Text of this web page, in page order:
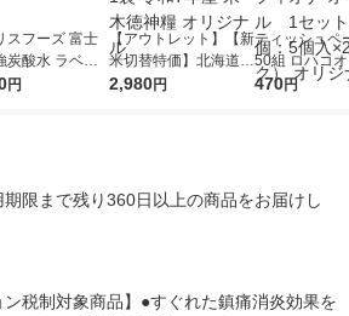
スフーズ 富士
炭酸水 ラベル
1箱（24
円
【アウトレット】【新
米切替特価】北海道産
ななつぼし 無洗米 5k
2,980円
ティッシュペ
50組 ロハコ
ルソフトパッ
470円
限まで残り360日以上の商品をお届けし
ン税制対象商品】●すぐれた鎮痛消炎効果を